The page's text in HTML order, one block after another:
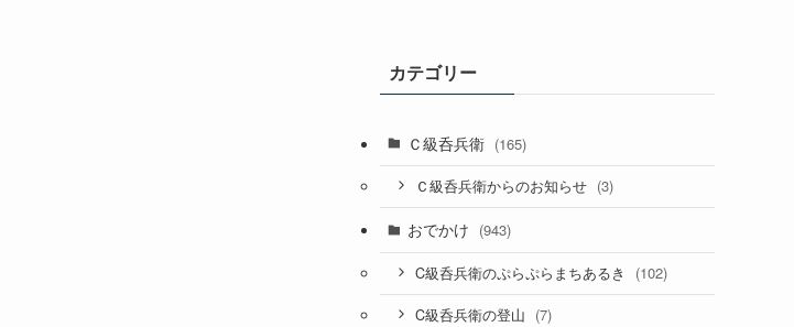
カテゴリー
Ｃ級呑兵衛 (165)
Ｃ級呑兵衛からのお知らせ (3)
おでかけ (943)
C級呑兵衛のぷらぷらまちあるき (102)
C級呑兵衛の登山 (7)